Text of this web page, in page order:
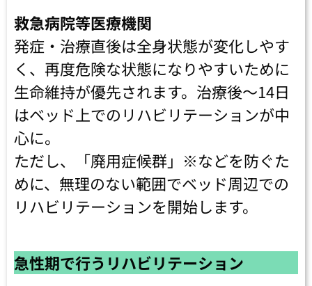
救急病院等医療機関
発症・治療直後は全身状態が変化しやす
く、再度危険な状態になりやすいために
生命維持が優先されます。治療後～14日
はベッド上でのリハビリテーションが中
心に。
ただし、「廃用症候群」※などを防ぐた
めに、無理のない範囲でベッド周辺での
リハビリテーションを開始します。
急性期で行うリハビリテーション